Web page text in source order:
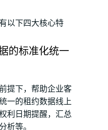
以下四大核心特
的标准化统一
提下，帮助企业客
一的租约数据线上
利日期提醒，汇总
析等。